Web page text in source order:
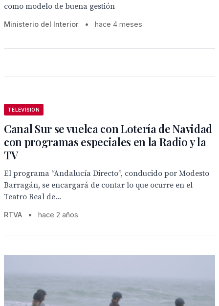
como modelo de buena gestión
Ministerio del Interior • hace 4 meses
TELEVISION
Canal Sur se vuelca con Lotería de Navidad
con programas especiales en la Radio y la
TV
El programa “Andalucía Directo”, conducido por Modesto
Barragán, se encargará de contar lo que ocurre en el
Teatro Real de...
RTVA • hace 2 años